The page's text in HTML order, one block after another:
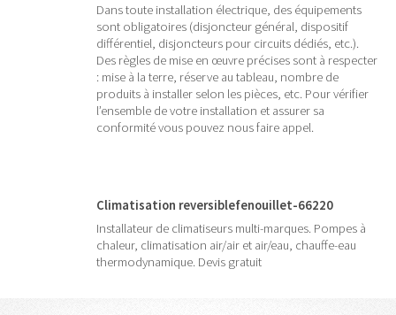
Dans toute installation électrique, des équipements
sont obligatoires (disjoncteur général, dispositif
différentiel, disjoncteurs pour circuits dédiés, etc.).
Des règles de mise en œuvre précises sont à respecter
: mise à la terre, réserve au tableau, nombre de
produits à installer selon les pièces, etc. Pour vérifier
l’ensemble de votre installation et assurer sa
conformité vous pouvez nous faire appel.
Climatisation reversiblefenouillet-66220
Installateur de climatiseurs multi-marques. Pompes à
chaleur, climatisation air/air et air/eau, chauffe-eau
thermodynamique. Devis gratuit